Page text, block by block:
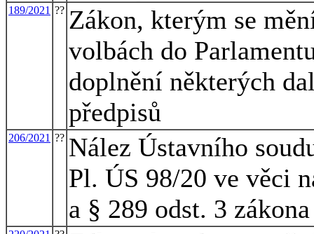
189/2021 ?? Zákon, kterým se
volbách do
doplnění některých
předpisů
206/2021 ?? Nález Ústavního
Pl. ÚS 98/20 ve věci
a § 289 odst. 3